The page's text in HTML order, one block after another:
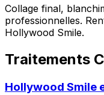
Collage final,
professionnelles.
Hollywood Smile.
Traitements
Hollywood Smile